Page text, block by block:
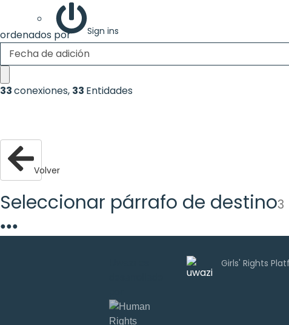
Sign ins
ordenados por
Fecha de adición
33conexiones, 33 Entidades
Volver
Seleccionar párrafo de destino3
●●●